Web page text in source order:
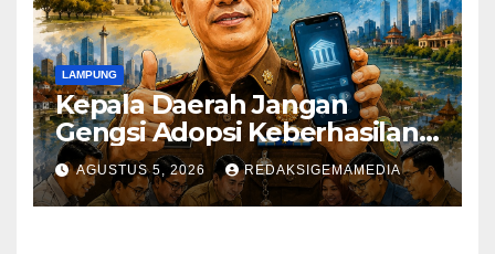
LAMPUNG
Kepala Daerah Jangan
Gengsi Adopsi Keberhasilan
Daerah Lain
AGUSTUS 5, 2026 REDAKSIGEMAMEDIA